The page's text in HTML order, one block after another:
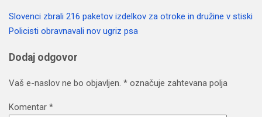
Navigacija
Slovenci zbrali 216 paketov izdelkov za otroke in družine v stiski
Policisti obravnavali nov ugriz psa
Dodaj odgovor
Vaš e-naslov ne bo objavljen. * označuje zahtevana polja
Komentar *